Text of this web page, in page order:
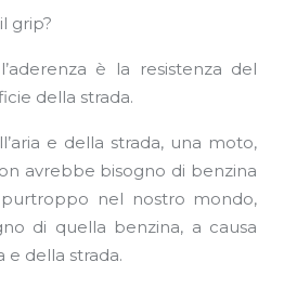
grip?
è la resistenza del
della strada.
e della strada, una moto,
avrebbe bisogno di benzina
nel nostro mondo,
di quella benzina, a causa
e della strada.